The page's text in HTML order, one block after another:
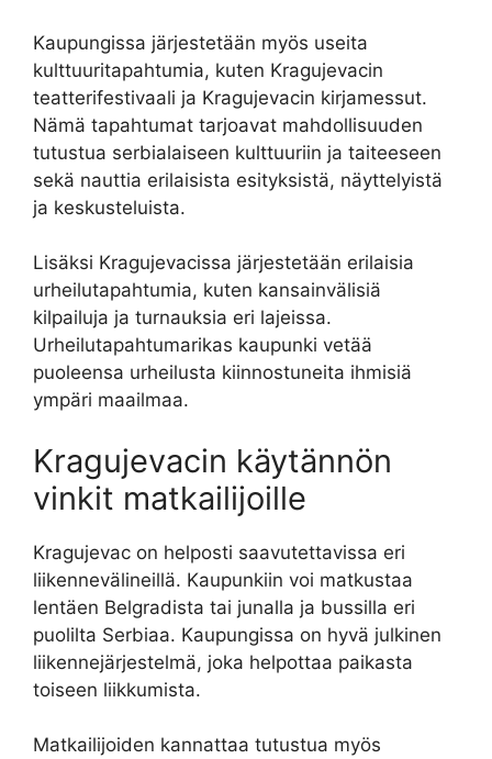
Kaupungissa järjestetään myös useita
kulttuuritapahtumia, kuten Kragujevacin
teatterifestivaali ja Kragujevacin kirjamessut.
Nämä tapahtumat tarjoavat mahdollisuuden
tutustua serbialaiseen kulttuuriin ja taiteeseen
sekä nauttia erilaisista esityksistä, näyttelyistä
ja keskusteluista.
Lisäksi Kragujevacissa järjestetään erilaisia
urheilutapahtumia, kuten kansainvälisiä
kilpailuja ja turnauksia eri lajeissa.
Urheilutapahtumarikas kaupunki vetää
puoleensa urheilusta kiinnostuneita ihmisiä
ympäri maailmaa.
Kragujevacin käytännön
vinkit matkailijoille
Kragujevac on helposti saavutettavissa eri
liikennevälineillä. Kaupunkiin voi matkustaa
lentäen Belgradista tai junalla ja bussilla eri
puolilta Serbiaa. Kaupungissa on hyvä julkinen
liikennejärjestelmä, joka helpottaa paikasta
toiseen liikkumista.
Matkailijoiden kannattaa tutustua myös